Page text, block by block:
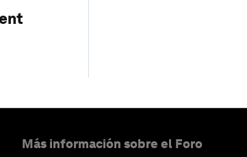
Más información sobre el Foro